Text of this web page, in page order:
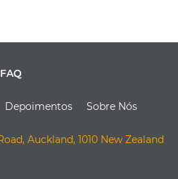
FAQ
Depoimentos Sobre Nós
Auckland, 1010 New Zealand